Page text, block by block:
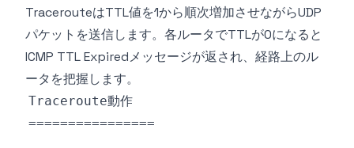
TracerouteはTTL値を1から順次増加させながらUDP
パケットを送信します。各ルータでTTLが0になると
ICMP TTL Expiredメッセージが返され、経路上のル
ータを把握します。